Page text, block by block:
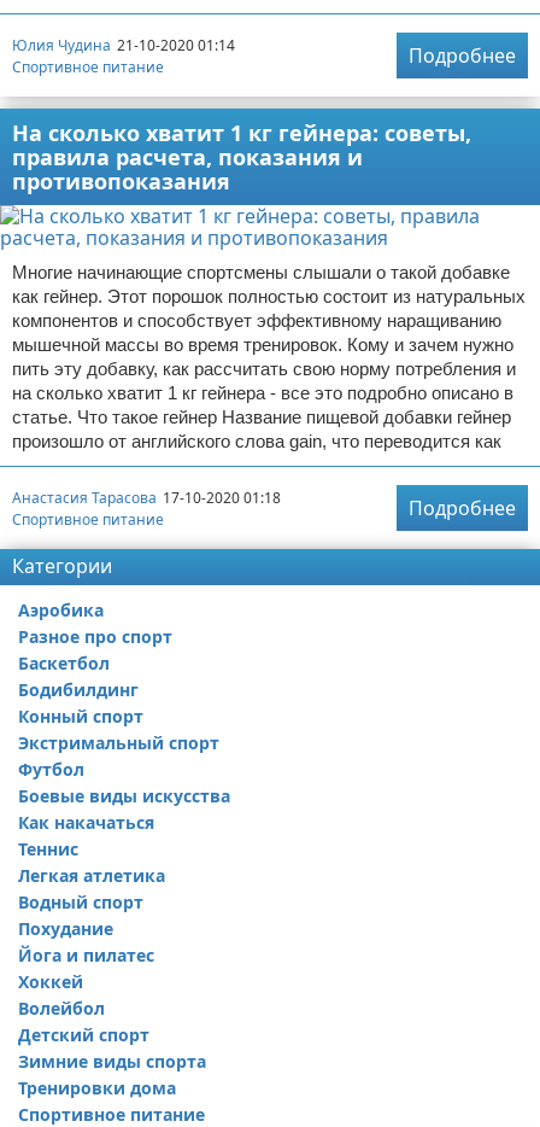
Юлия Чудина 21-10-2020 01:14
Спортивное питание
Подробнее
На сколько хватит 1 кг гейнера: советы,
правила расчета, показания и
противопоказания
Многие начинающие спортсмены слышали о такой добавке
как гейнер. Этот порошок полностью состоит из натуральных
компонентов и способствует эффективному наращиванию
мышечной массы во время тренировок. Кому и зачем нужно
пить эту добавку, как рассчитать свою норму потребления и
на сколько хватит 1 кг гейнера - все это подробно описано в
статье. Что такое гейнер Название пищевой добавки гейнер
произошло от английского слова gain, что переводится как
Анастасия Тарасова 17-10-2020 01:18
Спортивное питание
Подробнее
Категории
Аэробика
Разное про спорт
Баскетбол
Бодибилдинг
Конный спорт
Экстримальный спорт
Футбол
Боевые виды искусства
Как накачаться
Теннис
Легкая атлетика
Водный спорт
Похудание
Йога и пилатес
Хоккей
Волейбол
Детский спорт
Зимние виды спорта
Тренировки дома
Спортивное питание